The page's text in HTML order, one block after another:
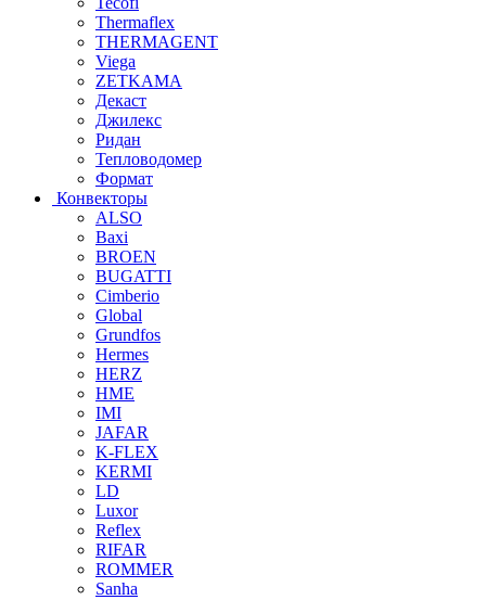
Thermaflex
THERMAGENT
Viega
ZETKAMA
Декаст
Джилекс
Ридан
Тепловодомер
Формат
Конвекторы
ALSO
Baxi
BROEN
BUGATTI
Cimberio
Global
Grundfos
Hermes
HERZ
HME
IMI
JAFAR
K-FLEX
KERMI
LD
Luxor
Reflex
RIFAR
ROMMER
Sanha